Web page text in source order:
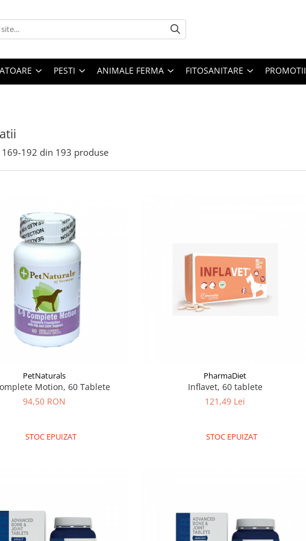
PESTI ANIMALE FERMA FITOSANITARE PROMOTII
169-192 din 193 produse
PetNaturals
Motion, 60 Tablete
94,50 RON
STOC EPUIZAT
PharmaDiet
Inflavet, 60 tablete
121,49 Lei
STOC EPUIZAT